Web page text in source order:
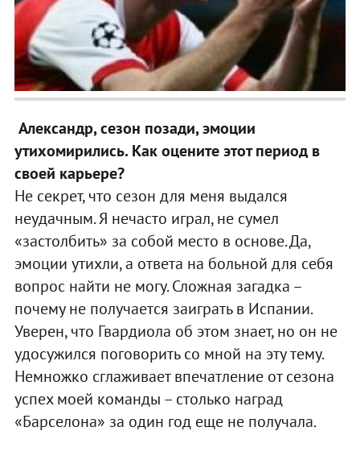
Александр, сезон позади, эмоции
утихомирились. Как оцените этот период в
своей карьере?
Не секрет, что сезон для меня выдался
неудачным. Я нечасто играл, не сумел
«застолбить» за собой место в основе. Да,
эмоции утихли, а ответа на больной для себя
вопрос найти не могу. Сложная загадка –
почему не получается заиграть в Испании.
Уверен, что Гвардиола об этом знает, но он не
удосужился поговорить со мной на эту тему.
Немножко сглаживает впечатление от сезона
успех моей команды – столько наград
«Барселона» за один год еще не получала.